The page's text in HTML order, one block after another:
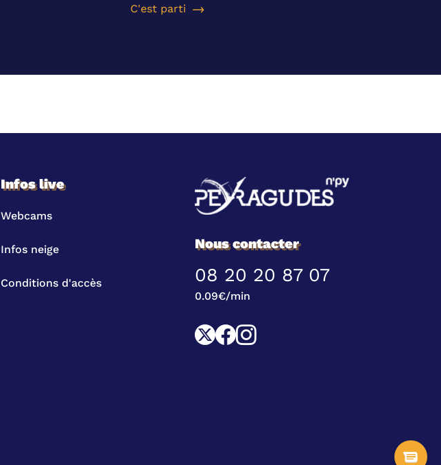
C'est parti
Infos live
Webcams
Infos neige
Conditions d'accès
Nous contacter
08 20 20 87 07
0.09€/min